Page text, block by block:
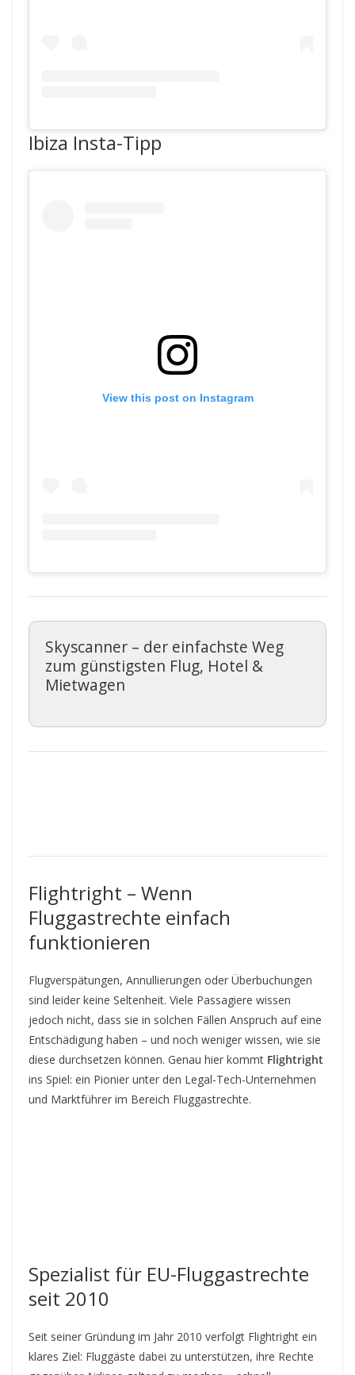
Ibiza Insta-Tipp
View this post on Instagram
Skyscanner – der einfachste Weg
zum günstigsten Flug, Hotel &
Mietwagen
Flightright – Wenn
Fluggastrechte einfach
funktionieren
Flugverspätungen, Annullierungen oder Überbuchungen
sind leider keine Seltenheit. Viele Passagiere wissen
jedoch nicht, dass sie in solchen Fällen Anspruch auf eine
Entschädigung haben – und noch weniger wissen, wie sie
diese durchsetzen können. Genau hier kommt Flightright
ins Spiel: ein Pionier unter den Legal-Tech-Unternehmen
und Marktführer im Bereich Fluggastrechte.
Spezialist für EU-Fluggastrechte
seit 2010
Seit seiner Gründung im Jahr 2010 verfolgt Flightright ein
klares Ziel: Fluggäste dabei zu unterstützen, ihre Rechte